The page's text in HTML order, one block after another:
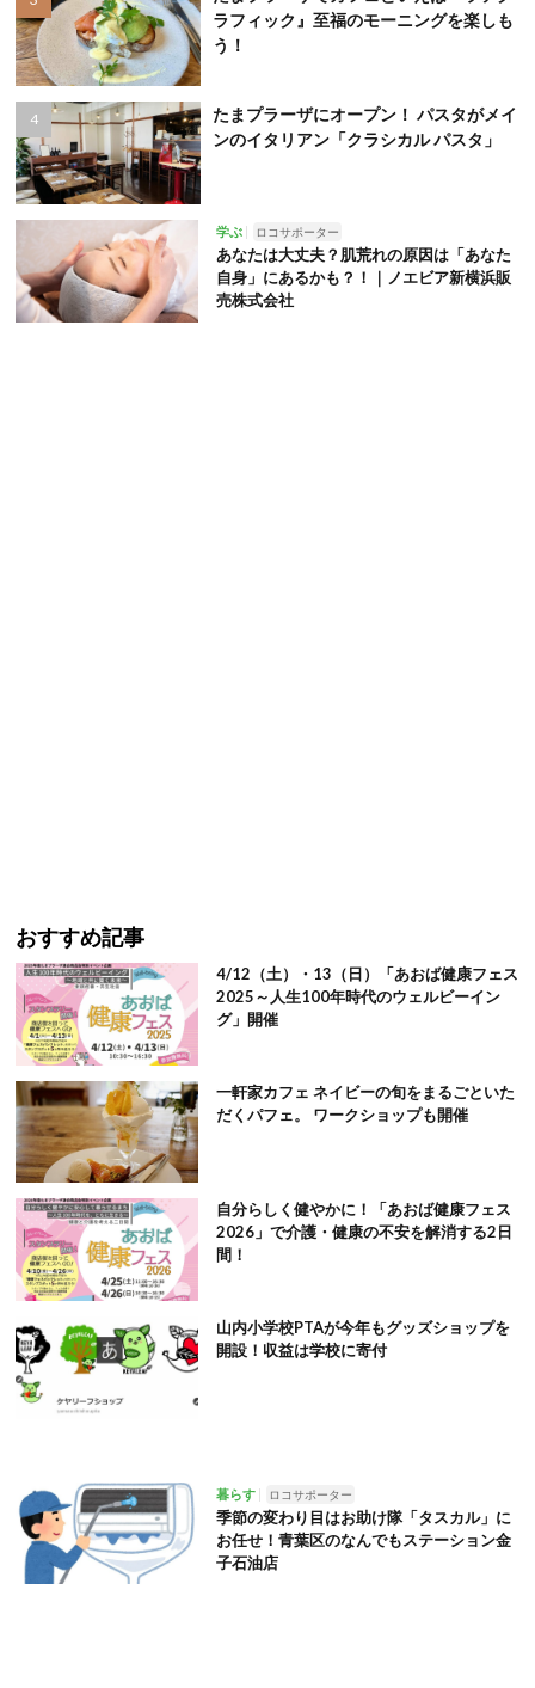
ラフィック』至福のモーニングを楽しも
う！
たまプラーザにオープン！ パスタがメイ
ンのイタリアン「クラシカル パスタ」
学ぶ ロコサポーター
あなたは大丈夫？肌荒れの原因は「あなた
自身」にあるかも？！｜ノエビア新横浜販
売株式会社
おすすめ記事
4/12（土）・13（日）「あおば健康フェス
2025～人生100年時代のウェルビーイン
グ」開催
一軒家カフェ ネイビーの旬をまるごといた
だくパフェ。 ワークショップも開催
自分らしく健やかに！「あおば健康フェス
2026」で介護・健康の不安を解消する2日
間！
山内小学校PTAが今年もグッズショップを
開設！収益は学校に寄付
暮らす ロコサポーター
季節の変わり目はお助け隊「タスカル」に
お任せ！青葉区のなんでもステーション金
子石油店